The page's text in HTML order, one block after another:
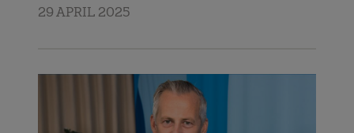
29 APRIL 2025